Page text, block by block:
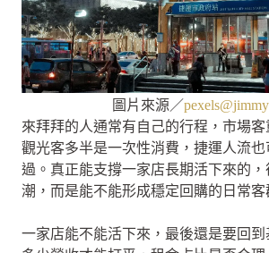
圖片來源／
來拜拜的人通常有自己的行程，市場客
觀光客多半是一次性消費，捷運人流
過。真正能支撐一家店長期活下來的
潮，而是能不能形成穩定回購的日常客
一家店能不能活下來，最後還是要回